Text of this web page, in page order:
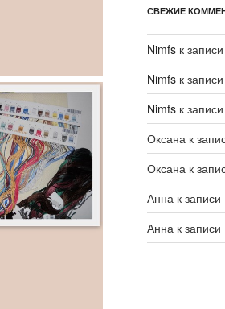
СВЕЖИЕ
Nimfsк
Nimfsк
Nimfsк
Оксанак
Оксанак
Аннак записи
Аннак записи